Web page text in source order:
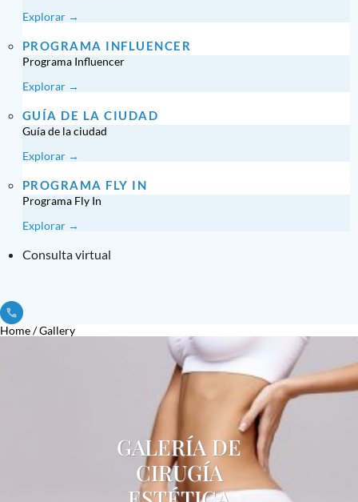
Explorar →
PROGRAMA INFLUENCER
Programa Influencer
Explorar →
GUÍA DE LA CIUDAD
Guía de la ciudad
Explorar →
PROGRAMA FLY IN
Programa Fly In
Explorar →
Consulta virtual
Home/Gallery
GALERÍA DE
CIRUGÍA